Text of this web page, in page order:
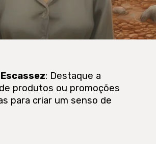
: Destaque a
produtos ou promoções
para criar um senso de